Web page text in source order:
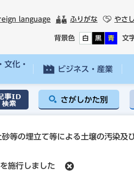
language ふりがな やさ
背景色 白 黒 青 文
文化・
ビジネス・産業
さがしかた別
砂等の埋立て等による土壌の汚染及
施行しました